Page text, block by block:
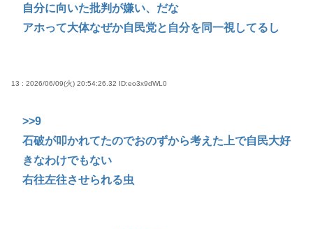
自分に向いた批判が嫌い、だな
アホって大体なぜか自民党と自分を同一視してるし
13 : 2026/06/09(火) 20:54:26.32 ID:eo3x9dWL0
>>9
石破が叩かれてたのでおのずから考えた上で自民大好
きなわけでもない
右往左往させられる虫